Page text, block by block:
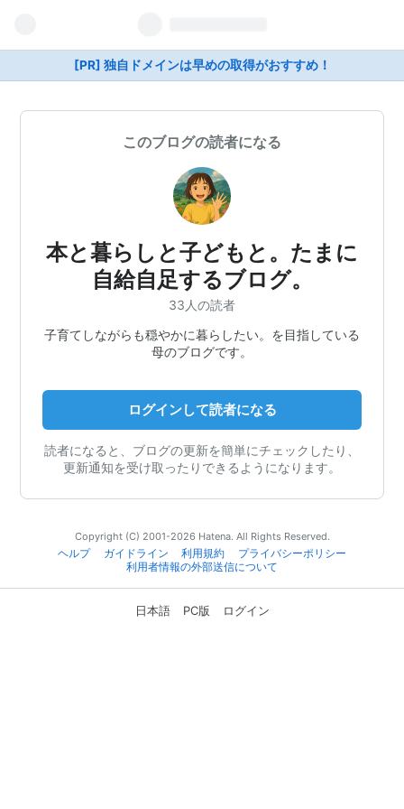
[PR] 独自ドメインは早めの取得がおすすめ！
このブログの読者になる
本と暮らしと子どもと。たまに
自給自足するブログ。
33人の読者
子育てしながらも穏やかに暮らしたい。を目指している
母のブログです。
ログインして読者になる
読者になると、ブログの更新を簡単にチェックしたり、
更新通知を受け取ったりできるようになります。
Copyright (C) 2001-2026 Hatena. All Rights Reserved.
ヘルプ
ガイドライン 利用規約
プライバシーポリシー
利用者情報の外部送信について
日本語 PC版 ログイン